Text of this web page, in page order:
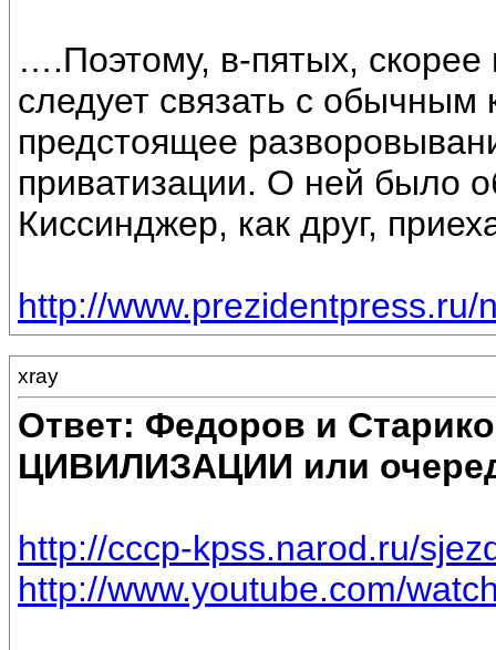
….Поэтому, в-пятых,
следует связать с
предстоящее
приватизации. О ней было
Киссинджер, как друг,
http://www.prezidentpress.ru/
xray
Ответ: Федоров и
ЦИВИЛИЗАЦИИ или
http://cccp-kpss.narod.ru/
http://www.youtube.com/